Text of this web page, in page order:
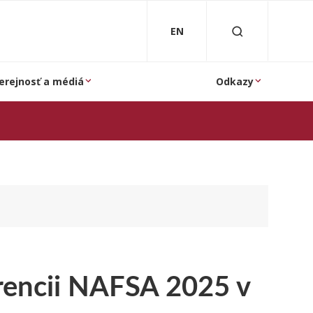
EN
a médiá Odkazy
NAFSA 2025 v